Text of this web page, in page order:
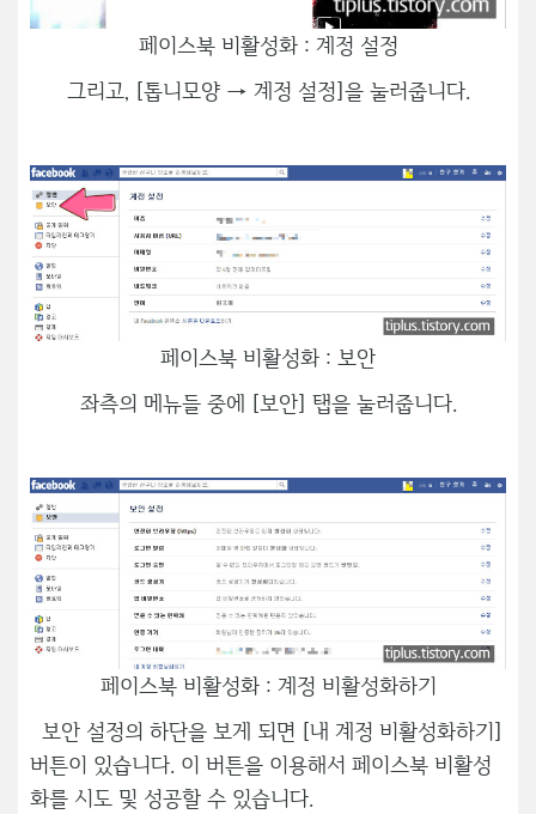
페이스북 비활성화 : 계정 설정
그리고, [톱니모양 → 계정 설정]을 눌러줍니다.
페이스북 비활성화 : 보안
좌측의 메뉴들 중에 [보안] 탭을 눌러줍니다.
페이스북 비활성화 : 계정 비활성화하기
보안 설정의 하단을 보게 되면 [내 계정 비활성화하기]
버튼이 있습니다. 이 버튼을 이용해서 페이스북 비활성
화를 시도 및 성공할 수 있습니다.